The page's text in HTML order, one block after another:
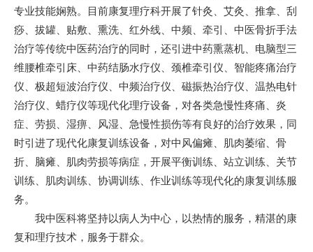
专业技能娴熟。目前康复理疗科开展了针灸、艾灸、推拿、刮
痧、拔罐、贴敷、熏洗、红外线、中频、牵引、中医骨折手法
治疗等传统中医药治疗的同时，还引进中药熏蒸机、电脑型三
维腰椎牵引床、中药结肠水疗仪、颈椎牵引仪、智能疼痛治疗
仪、极超短波治疗仪、中频治疗仪、磁振热治疗仪、温热电针
治疗仪、蜡疗仪等现代化理疗设备，对各类急慢性疼痛、炎
症、劳损、湿痹、风湿、急慢性损伤等有良好的治疗效果，同
时引进了现代化康复训练设备，对中风偏瘫、肌肉萎缩、骨
折、脑瘫、肌肉劳损等病症，开展平衡训练、站立训练、关节
训练、肌肉训练、协调训练、作业训练等现代化的康复训练服
务。
我中医科将坚持以病人为中心，以热情的服务，精湛的康
复和理疗技术，服务于群众。